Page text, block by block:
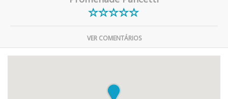
VER COMENTÁRIOS